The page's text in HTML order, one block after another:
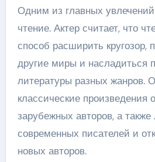
Одним из главных
чтение. Актер считает, что
способ расширить кругозор,
другие миры и насладиться
литературы разных жанров.
классические произведения
зарубежных авторов, а
современных писателей и
новых авторов.